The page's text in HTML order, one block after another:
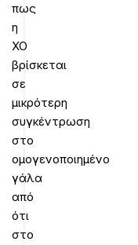
πως
η
XO
βρίσκεται
σε
μικρότερη
συγκέντρωση
στο
ομογενοποιημένο
γάλα
από
ότι
στο